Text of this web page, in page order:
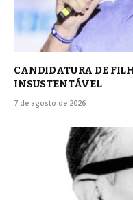
CANDIDATURA DE
INSUSTENTÁVEL
7 de agosto de 2026